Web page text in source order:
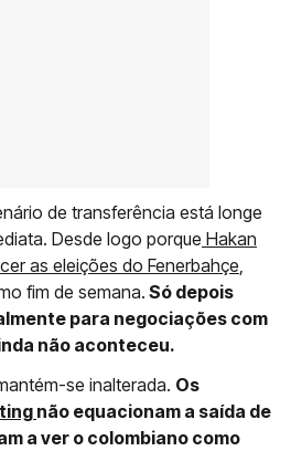
de transferência está longe
Desde logo porque Hakan
as eleições do Fenerbahçe,
fim de semana. Só depois
para negociações com
não aconteceu.
se inalterada. Os
não equacionam a saída de
a ver o colombiano como